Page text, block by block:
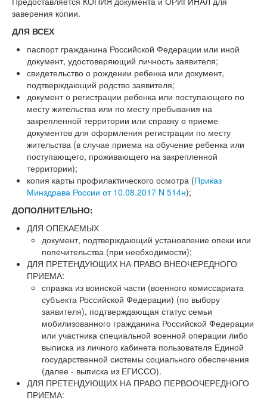
заверения копии.
ДЛЯ ВСЕХ
паспорт гражданина Российской Федерации или иной
документ, удостоверяющий личность заявителя;
свидетельство о рождении ребенка или документ,
подтверждающий родство заявителя;
документ о регистрации ребенка или поступающего по
месту жительства или по месту пребывания на
закрепленной территории или справку о приеме
документов для оформления регистрации по месту
жительства (в случае приема на обучение ребенка или
поступающего, проживающего на закрепленной
территории);
копия карты профилактического осмотра (Приказ
Минздрава России от 10.08.2017 N 514н);
ДОПОЛНИТЕЛЬНО:
ДЛЯ ОПЕКАЕМЫХ
документ, подтверждающий установление опеки или
попечительства (при необходимости);
ДЛЯ ПРЕТЕНДУЮЩИХ НА ПРАВО ВНЕОЧЕРЕДНОГО
ПРИЕМА:
справка из воинской части (военного комиссариата
субъекта Российской Федерации) (по выбору
заявителя), подтверждающая статус семьи
мобилизованного гражданина Российской Федерации
или участника специальной военной операции либо
выписка из личного кабинета пользователя Единой
государственной системы социального обеспечения
(далее - выписка из ЕГИССО).
ДЛЯ ПРЕТЕНДУЮЩИХ НА ПРАВО ПЕРВООЧЕРЕДНОГО
ПРИЕМА: